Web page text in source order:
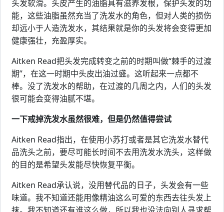
头发软滑。头皮产生的油脂具有滋养发根，保护头发的功
能，这些油脂虽然充当了洗发水的角色，但对人类的损伤
却远小于人造洗发水，其结果就是你的头发将会变得更加
健康强壮，充盈厚实。
Aitken Read把头发完成转变之前的时期叫做“棘手的过渡
期”，在这一时期中头皮出油过盛。这听起来一点都不
棒。没了洗发水的帮助，在过渡的几周之内，人们的头发
很可能会变得油腻不堪。
一下戒掉洗发水虽然很难，但是仍然值得尝试
Aitken Read指出，在使用小苏打或者是其它洗发水替代
品洗头之前，要尽可能长时间不去用洗发水洗头，这样做
的目的是希望头发能尽快恢复平衡。
Aitken Read承认说，没用替代品的日子，头发会有一些
味道。我不知道还能用像精油这么可爱的东西去往头发上